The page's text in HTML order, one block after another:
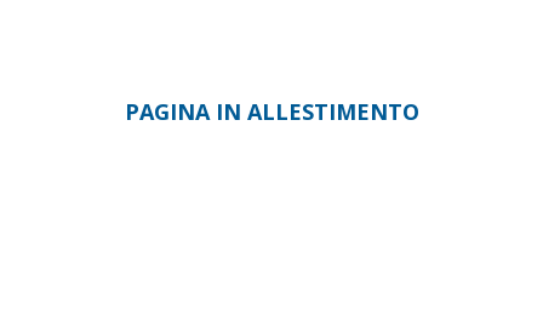
PAGINA IN ALLESTIMENTO